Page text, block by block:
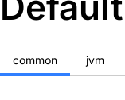
common jvm